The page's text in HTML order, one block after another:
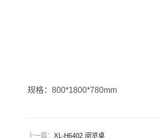
规格：800*1800*780mm
上一篇： XL-H6402 阅览桌